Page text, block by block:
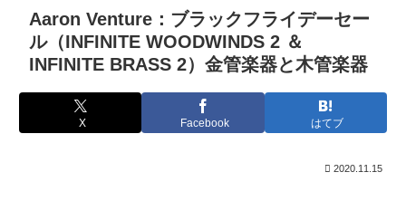
Aaron Venture：ブラックフライデーセー
ル（INFINITE WOODWINDS 2 ＆
INFINITE BRASS 2）金管楽器と木管楽器
X Facebook はてブ
2020.11.15